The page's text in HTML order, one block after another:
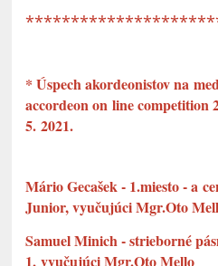
* Úspech akordeonistov na
accordeon on line competition
5. 2021.
Mário Gecašek - 1.miesto - a
Junior, vyučujúci Mgr.Oto
Samuel Minich - strieborné
1, vyučujúci Mgr.Oto Mello